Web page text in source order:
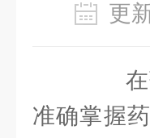
更
在药
准确掌握